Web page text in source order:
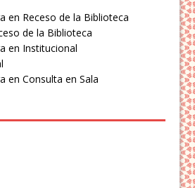
en Receso de la Biblioteca
de la Biblioteca
en Institucional
enConsulta en Sala